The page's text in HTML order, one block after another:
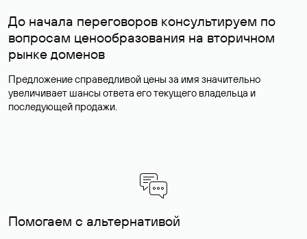
До начала переговоров консультируем по
вопросам ценообразования на вторичном
рынке доменов
Предложение справедливой цены за имя значительно
увеличивает шансы ответа его текущего владельца и
последующей продажи.
Помогаем с альтернативой